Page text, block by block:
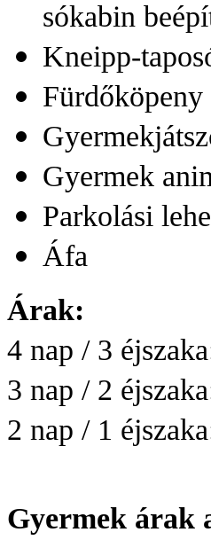
sókabin
Kneipp-
Fürdőköpeny
Gyermek
Parkolási
Áfa
Árak:
4 nap / 3
3 nap / 2
2 nap / 1
Gyermek árak